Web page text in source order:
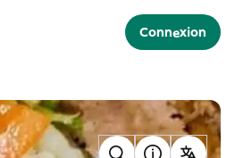
Connexion